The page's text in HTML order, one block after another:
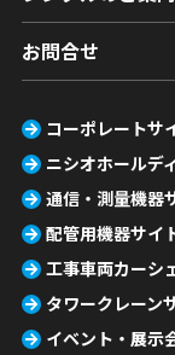
お問合せ
コーポレートサ
ニシオホールデ
通信・測量機器
配管用機器サイ
工事車両カーシ
タワークレーン
イベント・展示